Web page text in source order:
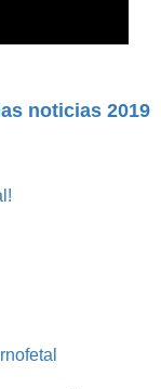
noticias 2019